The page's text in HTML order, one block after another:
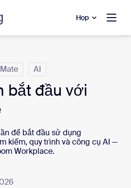
Họp
AI
bắt đầu với
để bắt đầu sử dụng
kiếm, quy trình và công cụ AI —
Workplace.